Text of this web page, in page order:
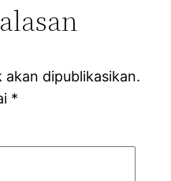
akan dipublikasikan.
*